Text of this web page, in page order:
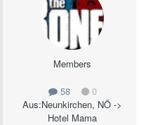
Members
58
0
Aus:Neunkirchen, NÖ ->
Hotel Mama